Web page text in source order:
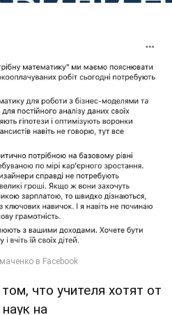
что учителя хотят от
на